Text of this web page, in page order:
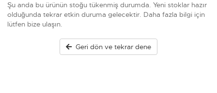
Şu anda bu ürünün stoğu tükenmiş durumda. Yeni stoklar hazır
olduğunda tekrar etkin duruma gelecektir. Daha fazla bilgi için
lütfen bize ulaşın.
Geri dön ve tekrar dene